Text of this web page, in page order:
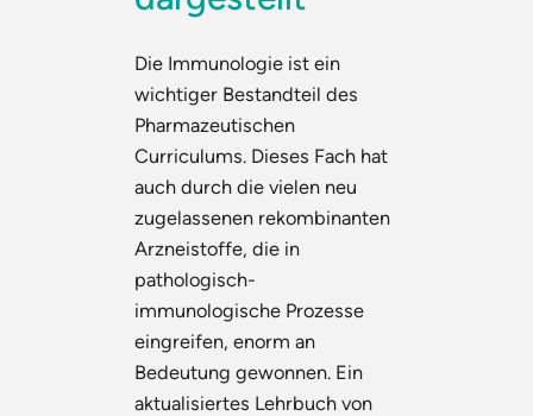
Die Immunologie ist ein
wichtiger Bestandteil des
Pharmazeutischen
Curriculums. Dieses Fach hat
auch durch die vielen neu
zugelassenen rekombinanten
Arzneistoffe, die in
pathologisch-
immunologische Prozesse
eingreifen, enorm an
Bedeutung gewonnen. Ein
aktualisiertes Lehrbuch von